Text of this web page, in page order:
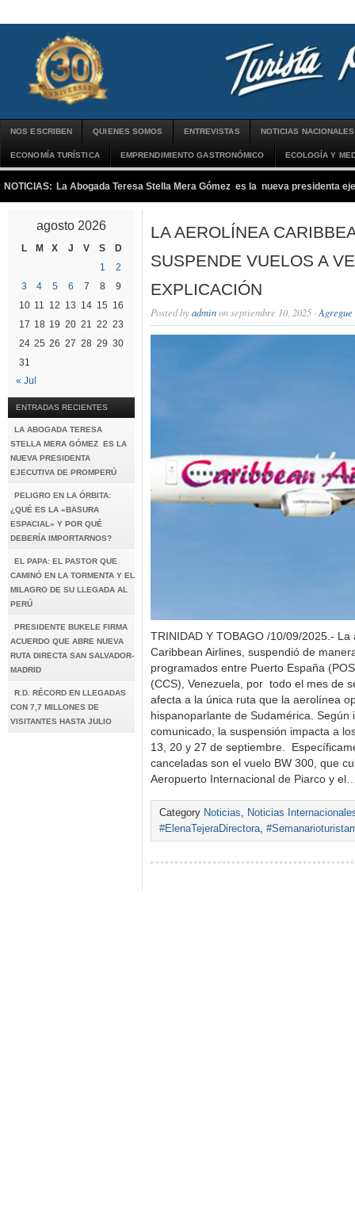
NOS ESCRIBEN QUIENES SOMOS ENTREVISTAS NOTICIAS NACIONALES
ECONOMÍA TURÍSTICA EMPRENDIMIENTO GASTRONÓMICO ECOLOGÍA Y
NOTICIAS: La Abogada Teresa Stella Mera Gómez es la nueva presidenta
agosto 2026
L M X J V S
D
1
2
3
4 5 6 7 8
9
10 11 12 13 14 15 16
17 18 19 20 21 22 23
24 25 26 27 28 29 30
31
« Jul
ENTRADAS RECIENTES
LA ABOGADA TERESA
STELLA MERA GÓMEZ ES LA
NUEVA PRESIDENTA
EJECUTIVA DE PROMPERÚ
PELIGRO EN LA ÓRBITA:
¿QUÉ ES LA «BASURA
ESPACIAL» Y POR QUÉ
DEBERÍA IMPORTARNOS?
EL PAPA: EL PASTOR QUE
CAMINÓ EN LA TORMENTA Y EL
MILAGRO DE SU LLEGADA AL
PERÚ
PRESIDENTE BUKELE FIRMA
ACUERDO QUE ABRE NUEVA
RUTA DIRECTA SAN SALVADOR-
MADRID
R.D. RÉCORD EN LLEGADAS
CON 7,7 MILLONES DE
VISITANTES HASTA JULIO
LA AEROLÍNEA
SUSPENDE VUELOS A
EXPLICACIÓN
Posted byadminon septiembre 10, 2025 ·
TRINIDAD Y TOBAGO /10/09/2025.-
Caribbean Airlines, suspendió de
programados entre Puerto España
(CCS), Venezuela, por todo el mes de
afecta a la única ruta que la aerolínea
hispanoparlante de Sudamérica.
comunicado, la suspensión impacta a
13, 20 y 27 de septiembre.
canceladas son el vuelo BW 300, que
Aeropuerto Internacional de Piarco y
Category Noticias, Noticias
#ElenaTejeraDirectora,